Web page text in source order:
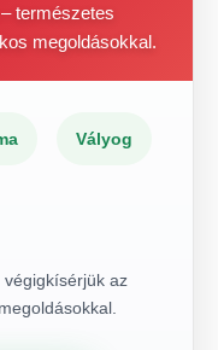
természetes
megoldásokkal.
Vályog
az